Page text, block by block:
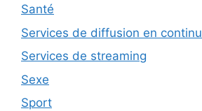
Santé
Services de diffusion en continu
Services de streaming
Sexe
Sport